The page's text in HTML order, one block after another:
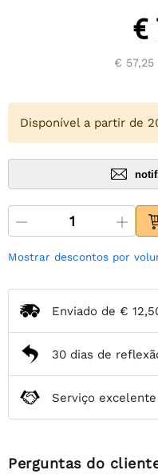
€
€ 57,25
Disponível a partir de
Mostrar descontos por
Enviado de €
30 dias de
Serviço excelente
Perguntas do